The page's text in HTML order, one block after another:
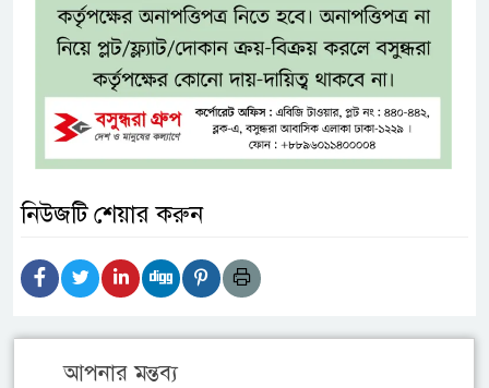
নিউজটি শেয়ার করুন
আপনার মন্তব্য